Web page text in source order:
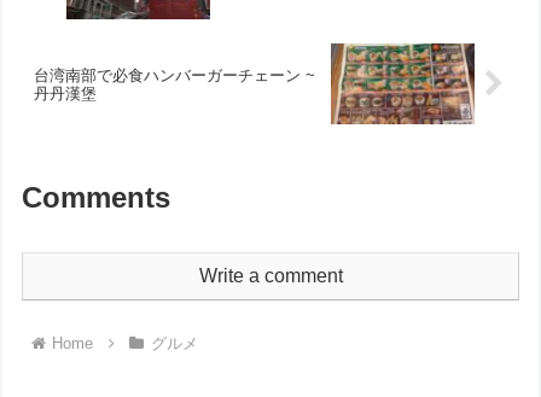
台湾南部で必食ハンバーガーチェーン ~
丹丹漢堡
Comments
Write a comment
Home グルメ